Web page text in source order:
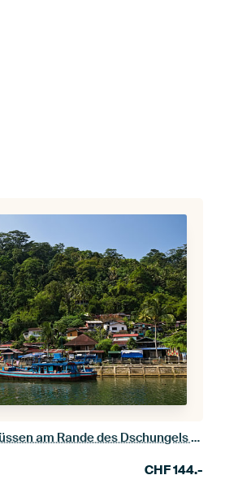
Das Leben an den Flüssen am Rande des Dschungels auf Sumatra
CHF144.-